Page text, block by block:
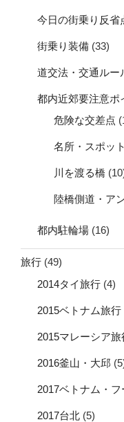
今日の街乗り反省
街乗り装備 (33)
道交法・交通ルー
都内近郊要注意ポ
危険な交差点
名所・スポット
川を渡る橋
陸橋側道・ア
都内駐輪場 (16)
旅行 (49)
2014タイ旅行 (4)
2015ベトナム旅行
2015マレーシア旅
2016釜山・大邱
2017ベトナム・
2017台北 (5)